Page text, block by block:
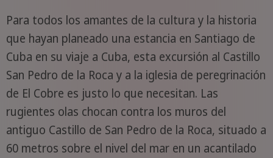
Para todos los amantes de la cultura y la historia
que hayan planeado una estancia en Santiago de
Cuba en su viaje a Cuba, esta excursión al Castillo
San Pedro de la Roca y a la iglesia de peregrinación
de El Cobre es justo lo que necesitan. Las
rugientes olas chocan contra los muros del
antiguo Castillo de San Pedro de la Roca, situado a
60 metros sobre el nivel del mar en un acantilado